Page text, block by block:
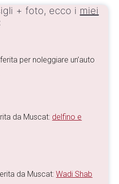
+ foto, ecco i miei
per noleggiare un’auto
da Muscat: delfino e
da Muscat:Wadi Shab